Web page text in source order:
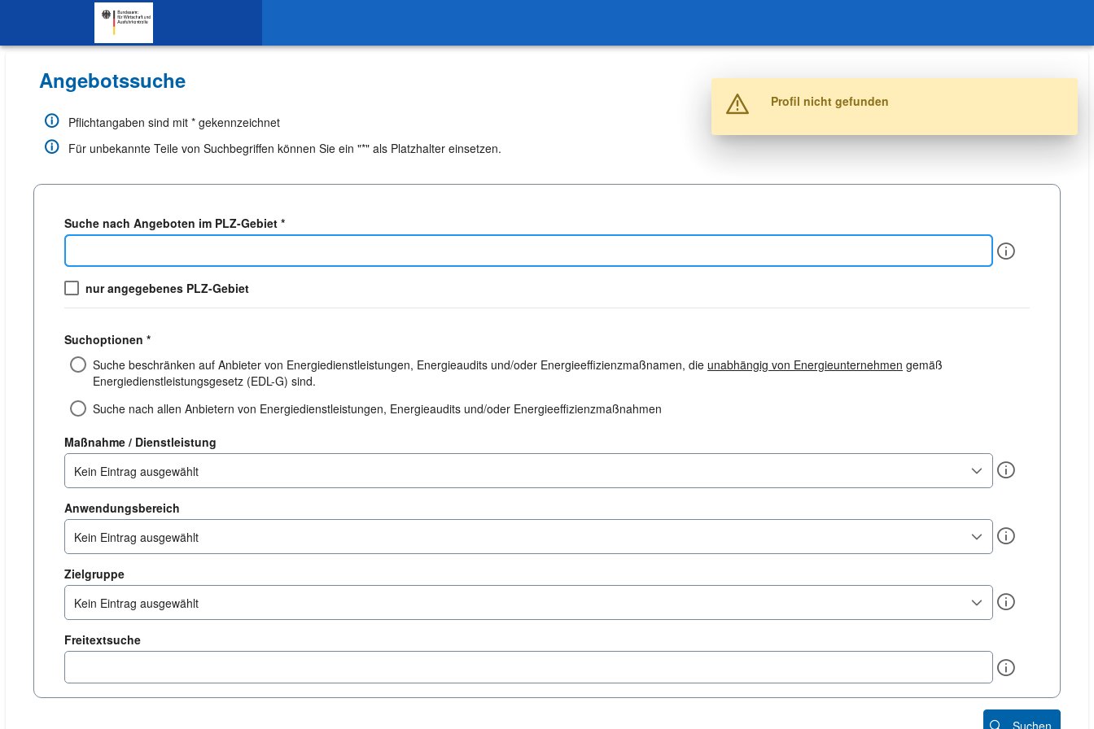
SKIP TO CONTENT.
Angebotssuche
Pflichtangaben sind mit * gekennzeichnet
Für unbekannte Teile von Suchbegriffen können Sie ein "*" als Platzhalter einsetzen.
Suche nach Angeboten im PLZ-Gebiet *
Info
nur angegebenes PLZ-Gebiet
Suchoptionen *
Suche beschränken auf Anbieter von Energiedienstleistungen, Energieaudits und/oder Energieeffizienzmaßnamen, die unabhängig von Energieunternehmen gemäß
Energiedienstleistungsgesetz (EDL-G) sind.
Suche nach allen Anbietern von Energiedienstleistungen, Energieaudits und/oder Energieeffizienzmaßnahmen
Maßnahme / Dienstleistung
Kein Eintrag ausgewählt
Info
Anwendungsbereich
Kein Eintrag ausgewählt
Info
Zielgruppe
Kein Eintrag ausgewählt
Info
Freitextsuche
Info
Warnung
Profil nicht gefunden